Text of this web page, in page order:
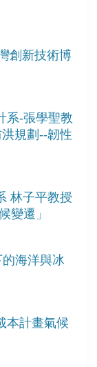
創新技術博
系-張學聖教
規劃--韌性
林子平教授
變遷」
海洋與冰
本計畫氣候